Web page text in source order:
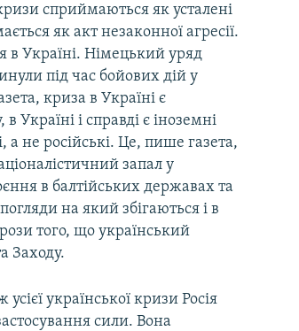
сприймаються як усталені
як акт незаконної агресії.
в Україні. Німецький уряд
під час бойових дій у
криза в Україні є
Україні і справді є іноземні
а не російські. Це, пише газета,
запал у
в балтійських державах та
на який збігаються і в
того, що український
Заходу.
української кризи Росія
сили. Вона